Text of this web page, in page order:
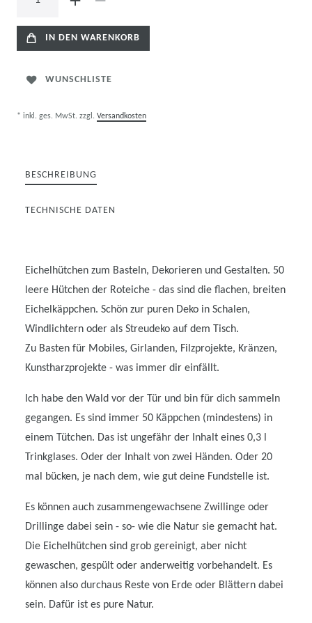
IN DEN WARENKORB
WUNSCHLISTE
* inkl. ges. MwSt. zzgl. Versandkosten
BESCHREIBUNG
TECHNISCHE DATEN
Eichelhütchen zum Basteln, Dekorieren und Gestalten. 50
leere Hütchen der Roteiche - das sind die flachen, breiten
Eichelkäppchen. Schön zur puren Deko in Schalen,
Windlichtern oder als Streudeko auf dem Tisch.
Zu Basten für Mobiles, Girlanden, Filzprojekte, Kränzen,
Kunstharzprojekte - was immer dir einfällt.
Ich habe den Wald vor der Tür und bin für dich sammeln
gegangen. Es sind immer 50 Käppchen (mindestens) in
einem Tütchen. Das ist ungefähr der Inhalt eines 0,3 l
Trinkglases. Oder der Inhalt von zwei Händen. Oder 20
mal bücken, je nach dem, wie gut deine Fundstelle ist.
Es können auch zusammengewachsene Zwillinge oder
Drillinge dabei sein - so- wie die Natur sie gemacht hat.
Die Eichelhütchen sind grob gereinigt, aber nicht
gewaschen, gespült oder anderweitig vorbehandelt. Es
können also durchaus Reste von Erde oder Blättern dabei
sein. Dafür ist es pure Natur.